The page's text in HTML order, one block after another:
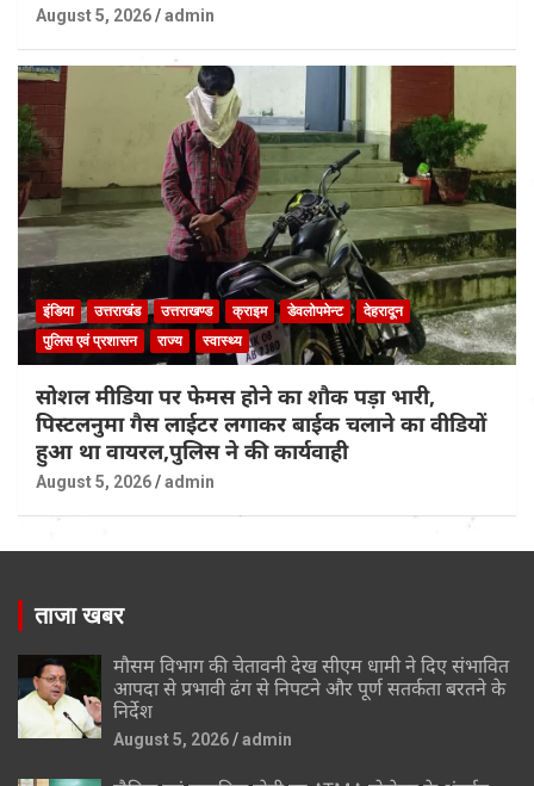
August 5, 2026 admin
इंडिया उत्तराखंड उत्तराखण्ड क्राइम डेवलोपमेन्ट
देहरादून
पुलिस एवं प्रशासन
राज्य स्वास्थ्य
सोशल मीडिया पर फेमस होने का शौक पड़ा भारी,
पिस्टलनुमा गैस लाईटर लगाकर बाईक चलाने का वीडियों
हुआ था वायरल,पुलिस ने की कार्यवाही
August 5, 2026 admin
ताजा खबर
मौसम विभाग की चेतावनी देख सीएम धामी ने दिए संभावित
आपदा से प्रभावी ढंग से निपटने और पूर्ण सतर्कता बरतने के
निर्देश
August 5, 2026 admin